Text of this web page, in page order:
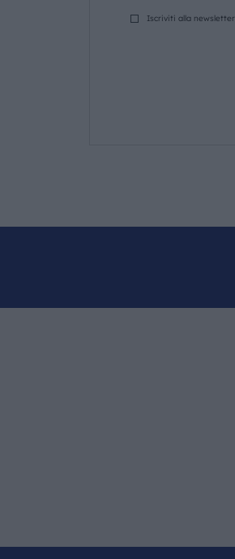
Iscriviti alla newsletter